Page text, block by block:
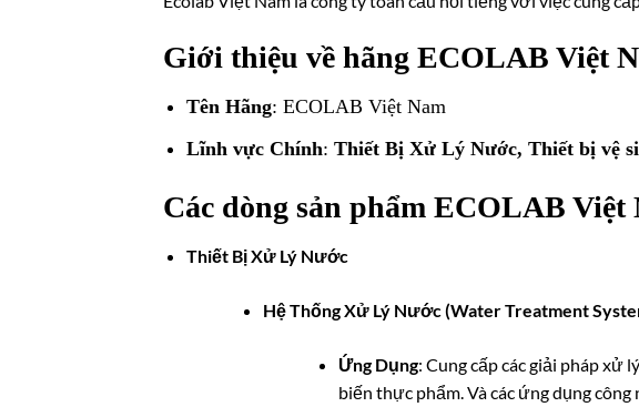
Giới thiệu về hãng ECOLAB Việt
Tên Hãng: ECOLAB Việt Nam
Lĩnh vực Chính: Thiết Bị Xử Lý Nước, Thiết bị vệ
Các dòng sản phẩm ECOLAB Việt
Thiết Bị Xử Lý Nước
Hệ Thống Xử Lý Nước (Water Treatment
Ứng Dụng: Cung cấp các giải pháp xử
biến thực phẩm. Và các ứng dụng công